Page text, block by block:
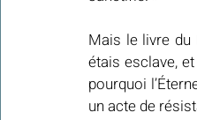
Mais le livre du
étais esclave,
pourquoi
un acte de